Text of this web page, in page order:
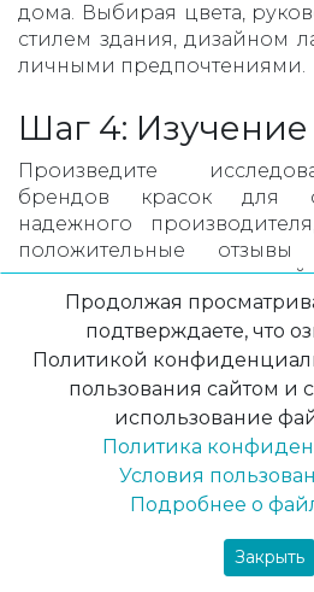
дома. Выбирая цвета,
стилем здания, дизайном
личными предпочтениями.
Шаг 4:
Произведите
брендов красок для
надежного
положительные
гарантирует качество
Шаг 5:
специалистами
Если вы не уверены в
обратитесь к нашим
консультантам по выбору
Они помогут вам сделать
бюджетные ограничения.
Продолжая
подтверждаете, что
Политикой
пользования сайтом и
использование
Политика
Условия
Подробнее о
Закрыть